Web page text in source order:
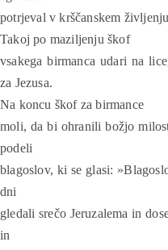
potrjeval v krščanskem
Takoj po maziljenju škof
vsakega birmanca udari na
za Jezusa.
Na koncu škof za birmance
moli, da bi ohranili božjo
podeli
blagoslov, ki se glasi:
dni
gledali srečo Jeruzalema in
in